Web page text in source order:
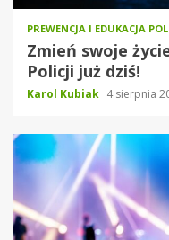
PREWENCJA I EDUKACJA
Zmień swoje
Policji już dziś!
Karol Kubiak 4 sierpnia